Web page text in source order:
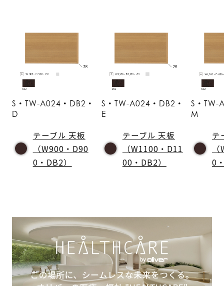
S・TW-A024・DB2・
D
テーブル 天板
（W900・D90
0・DB2）
S・TW-A024・DB2・
E
テーブル 天板
（W1100・D11
00・DB2）
S・TW-
M
テ
0